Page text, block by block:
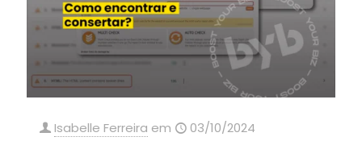
Isabelle Ferreira em
03/10/2024